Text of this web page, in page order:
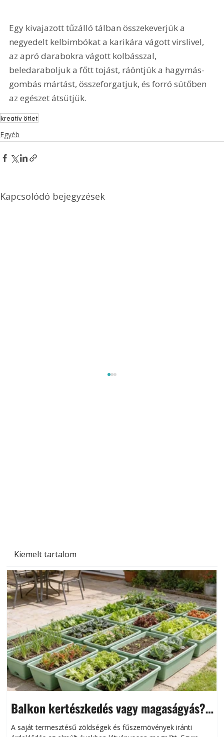
Kiemelt tartalom
Balkon kertészkedés vagy magaságyás?
Helytakarékos kertészkedés
A saját termesztésű zöldségek és fűszernövények iránti
Egy kivajazott tűzálló tálban összekeverjük a
negyedelt kelbimbókat a karikára vágott virslivel,
az apró darabokra vágott kolbásszal,
beledaraboljuk a főtt tojást, ráöntjük a hagymás-
gombás mártást, összeforgatjuk, és forró sütőben
az egészet átsütjük.
kreatív ötlet
Egyéb
Kapcsolódó bejegyzések